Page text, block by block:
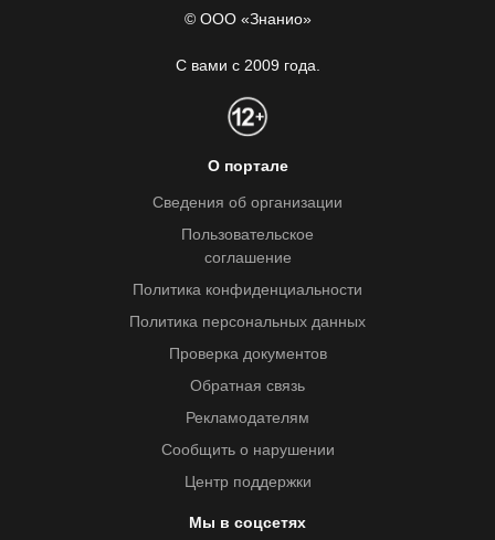
© ООО «Знанио»
С вами с 2009 года.
О портале
Сведения об организации
Пользовательское
соглашение
Политика конфиденциальности
Политика персональных данных
Проверка документов
Обратная связь
Рекламодателям
Сообщить о нарушении
Центр поддержки
Мы в соцсетях